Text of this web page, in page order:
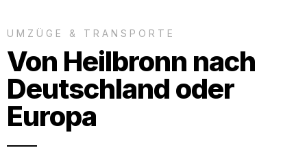
UMZÜGE & TRANSPORTE
Von Heilbronn nach
Deutschland oder
Europa